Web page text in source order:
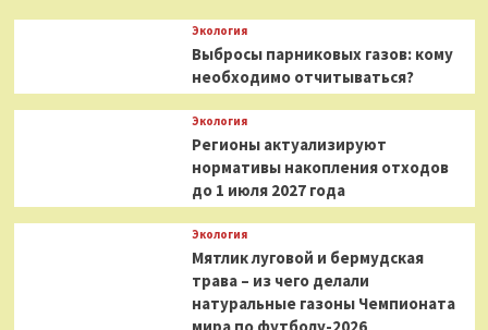
Экология
Выбросы парниковых газов: кому
необходимо отчитываться?
Экология
Регионы актуализируют
нормативы накопления отходов
до 1 июля 2027 года
Экология
Мятлик луговой и бермудская
трава – из чего делали
натуральные газоны Чемпионата